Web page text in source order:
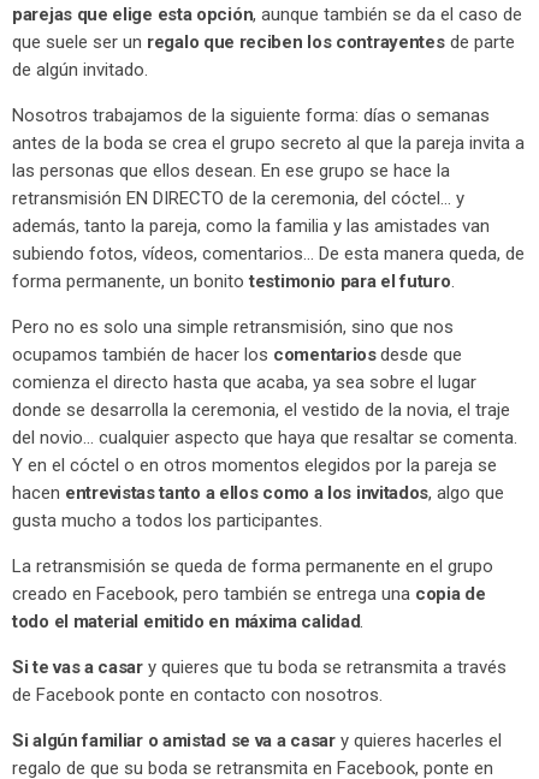
parejas que elige esta opción, aunque también se da el caso de
que suele ser un regalo que reciben los contrayentesde parte
de algún invitado.
Nosotros trabajamos de la siguiente forma: días o semanas
antes de la boda se crea el grupo secreto al que la pareja invita a
las personas que ellos desean. En ese grupo se hace la
retransmisión EN DIRECTO de la ceremonia, del cóctel… y
además, tanto la pareja, como la familia y las amistades van
subiendo fotos, vídeos, comentarios… De esta manera queda, de
forma permanente, un bonitotestimonio para el futuro.
Pero no es solo una simple retransmisión, sino que nos
ocupamos también de hacer los comentariosdesde que
comienza el directo hasta que acaba, ya sea sobre el lugar
donde se desarrolla la ceremonia, el vestido de la novia, el traje
del novio… cualquier aspecto que haya que resaltar se comenta.
Y en el cóctel o en otros momentos elegidos por la pareja se
hacen entrevistas tanto a ellos como a los invitados, algo que
gusta mucho a todos los participantes.
La retransmisión se queda de forma permanente en el grupo
creado en Facebook, pero también se entrega una copia de
todo el material emitido en máxima calidad.
Si te vas a casary quieres que tu boda se retransmita a través
de Facebook ponte en contacto con nosotros.
Si algún familiar o amistad se va a casary quieres hacerles el
regalo de que su boda se retransmita en Facebook, ponte en